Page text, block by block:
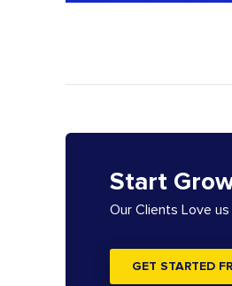
Start
Our Clients Love
GET STARTED